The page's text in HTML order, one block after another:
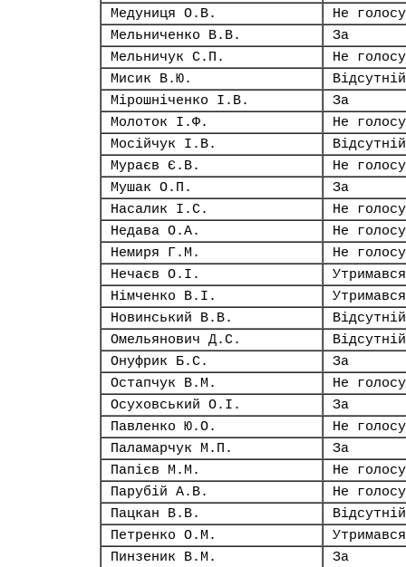
Медуниця О.В.
Не
Мельниченко В.В.
За
Мельничук С.П.
Не
Мисик В.Ю.
Відсутній
Мірошніченко І.В.
За
Молоток І.Ф.
Не
Мосійчук І.В.
Відсутній
Мураєв Є.В.
Не
Мушак О.П.
За
Насалик І.С.
Не
Недава О.А.
Не
Немиря Г.М.
Не
Нечаєв О.І.
Утримався
Німченко В.І.
Утримався
Новинський В.В.
Відсутній
Омельянович Д.С.
Відсутній
Онуфрик Б.С.
За
Остапчук В.М.
Не
Осуховський О.І.
За
Павленко Ю.О.
Не
Паламарчук М.П.
За
Папієв М.М.
Не
Парубій А.В.
Не
Пацкан В.В.
Відсутній
Петренко О.М.
Утримався
Пинзеник В.М.
За